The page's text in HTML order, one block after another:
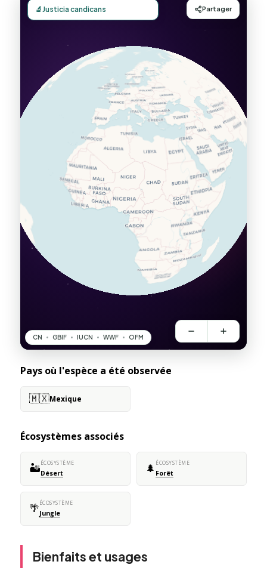
Pays où l'espèce a été observée
🇲🇽Mexique
Écosystèmes associés
🏜️ÉCOSYSTÈME
Désert 🌲 ÉCOSYSTÈME
Forêt
🌴ÉCOSYSTÈME
Jungle
Bienfaits et usages